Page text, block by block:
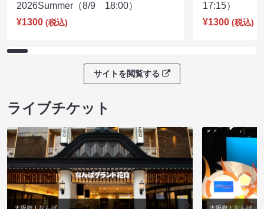
2026Summer（8/9 18:00）
¥1300 (税込)
17:15）
¥1300 (税込)
サイトを閲覧する
ライブチケット